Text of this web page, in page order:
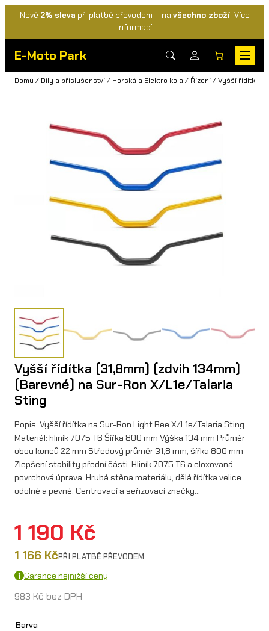
Nově 2% sleva při platbě převodem — na všechno zboží Více
informací
E-Moto Park
Domů / Díly a příslušenství/ Horská a Elektro kola / Řízení/ Vyšší řídítka
Vyšší řídítka (31,8mm) (zdvih 134mm)
(Barevné) na Sur-Ron X/L1e/Talaria
Sting
Popis: Vyšší řídítka na Sur-Ron Light Bee X/L1e/Talaria Sting
Materiál: hliník 7075 T6 Šířka 800 mm Výška 134 mm Průměr
obou konců 22 mm Středový průměr 31,8 mm, šířka 800 mm
Zlepšení stability přední části. Hliník 7075 T6 a eloxovaná
povrchová úprava. Hrubá stěna materiálu, dělá řídítka velice
odolné a pevné. Centrovací a seřizovací značky…
1 190 Kč
1 166 KčPŘI PLATBĚ PŘEVODEM
Garance nejnižší ceny
983 Kč bez DPH
Barva